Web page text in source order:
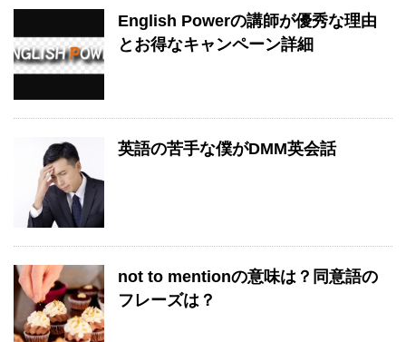
English Powerの講師が優秀な理由
とお得なキャンペーン詳細
英語の苦手な僕がDMM英会話
not to mentionの意味は？同意語の
フレーズは？